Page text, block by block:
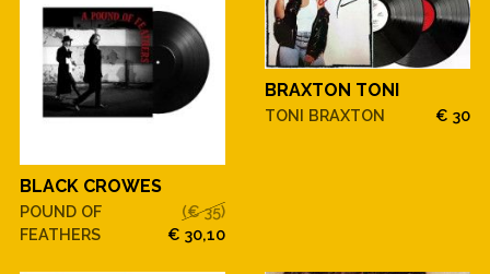
BLACK CROWES
POUND OF
FEATHERS
(€ 35)
€ 30,10
BRAXTON TONI
TONI BRAXTON € 30